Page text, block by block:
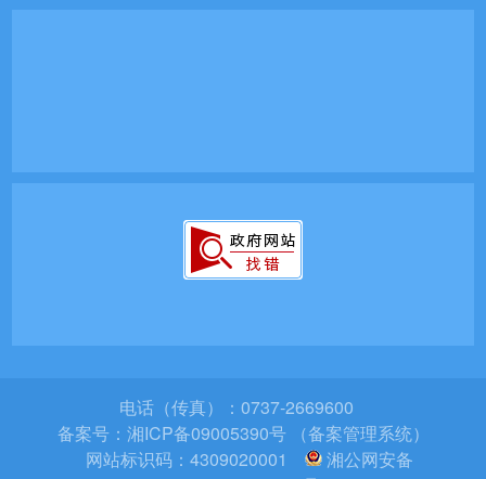
电话（传真）：0737-2669600
备案号： 湘ICP备09005390号 （备案管理系统）
网站标识码：4309020001
湘公网安备